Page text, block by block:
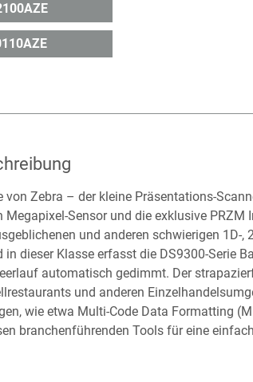
von Zebra – der kleine Präsentations-
Megapixel-Sensor und die exklusive
und anderen schwierigen
dieser Klasse erfasst die DS9300-Serie
automatisch gedimmt. Der
und anderen
wie etwa Multi-Code Data Formatting
branchenführenden Tools für eine